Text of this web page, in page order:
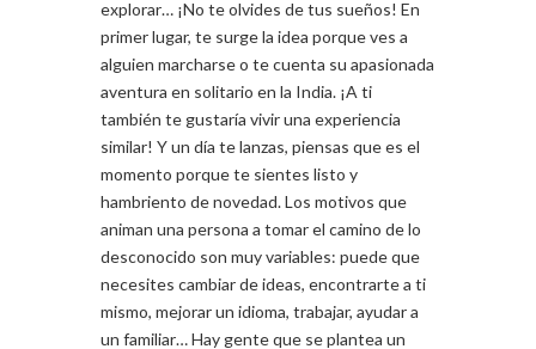
explorar… ¡No te olvides de tus sueños! En
primer lugar, te surge la idea porque ves a
alguien marcharse o te cuenta su apasionada
aventura en solitario en la India. ¡A ti
también te gustaría vivir una experiencia
similar! Y un día te lanzas, piensas que es el
momento porque te sientes listo y
hambriento de novedad. Los motivos que
animan una persona a tomar el camino de lo
desconocido son muy variables: puede que
necesites cambiar de ideas, encontrarte a ti
mismo, mejorar un idioma, trabajar, ayudar a
un familiar… Hay gente que se plantea un